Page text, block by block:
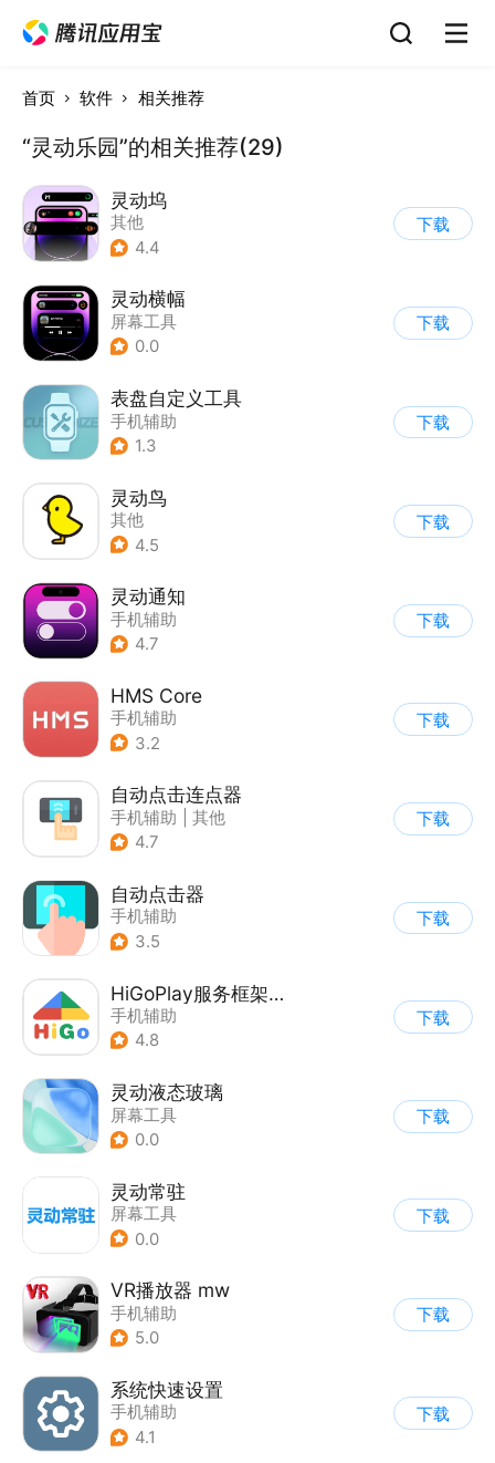
首页 软件 相关推荐
“灵动乐园”的相关推荐(29)
灵动坞
其他
4.4
下载
灵动横幅
屏幕工具
0.0
下载
表盘自定义工具
手机辅助
1.3
下载
灵动鸟
其他
4.5
下载
灵动通知
手机辅助
4.7
下载
HMS Core
手机辅助
3.2
下载
自动点击连点器
手机辅助
其他
4.7
下载
自动点击器
手机辅助
3.5
下载
HiGoPlay服务框架安装器
手机辅助
4.8
下载
灵动液态玻璃
屏幕工具
0.0
下载
灵动常驻
屏幕工具
0.0
下载
VR播放器 mw
手机辅助
5.0
下载
系统快速设置
手机辅助
4.1
下载